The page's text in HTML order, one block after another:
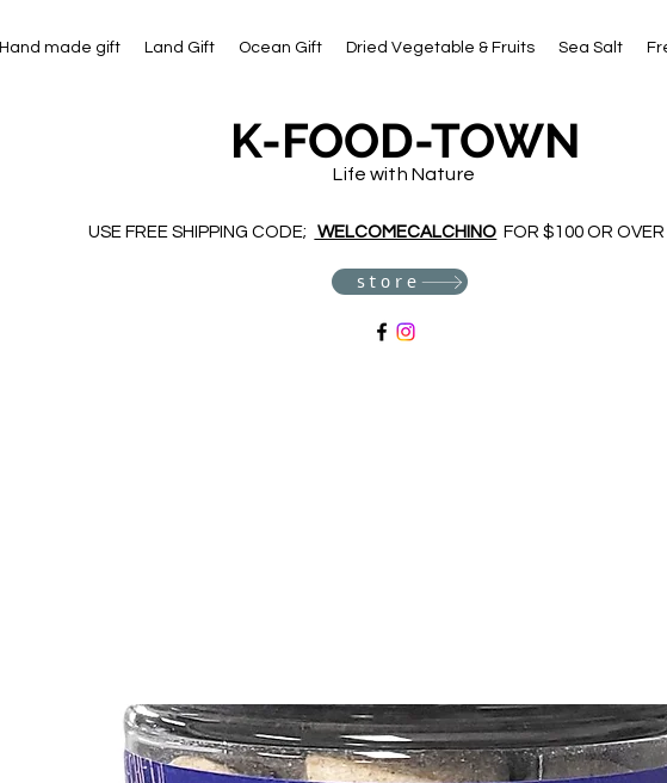
Hand made gift Land Gift Ocean Gift Dried Vegetable & Fruits Sea Salt
K-FOOD-TOWN
USE FREE SHIPPING CODE; WELCOMECALCHINO FOR $100 OR
store
Life with Nature